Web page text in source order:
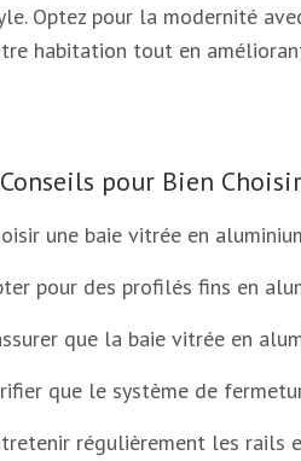
Optez pour la modernité
habitation tout en
pour Bien
une baie vitrée en
pour des profilés fins en
que la baie vitrée en
que le système de
régulièrement les rails